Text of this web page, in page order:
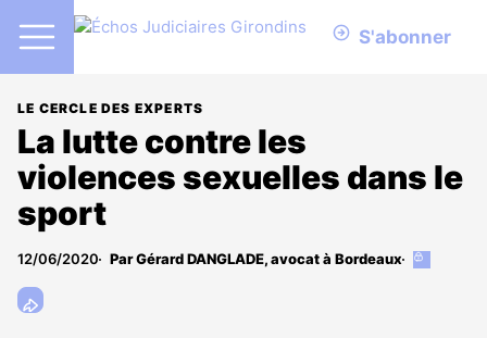
S'abonner
LE CERCLE DES EXPERTS
La lutte contre les
violences sexuelles dans le
sport
12/06/2020 Par Gérard DANGLADE, avocat à Bordeaux
Cet